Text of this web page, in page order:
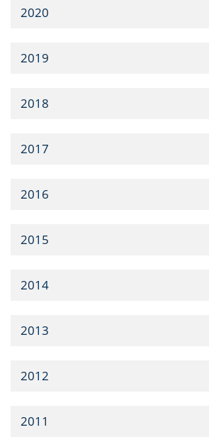
2020
2019
2018
2017
2016
2015
2014
2013
2012
2011